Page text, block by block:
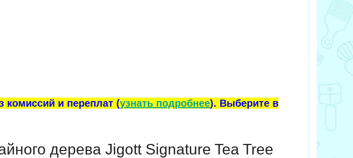
и переплат (узнать подробнее). Выберите в
дерева Jigott Signature Tea Tree